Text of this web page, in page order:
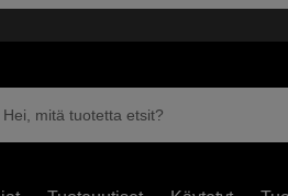
Hei, mitä tuotetta etsit?